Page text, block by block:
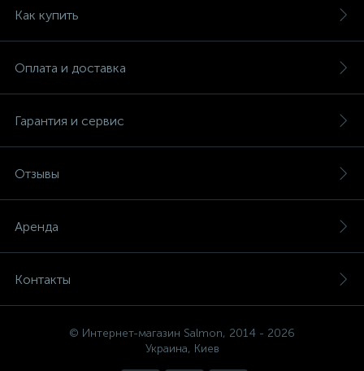
Как купить
Оплата и доставка
Гарантия и сервис
Отзывы
Аренда
Контакты
© Интернет-магазин Salmon, 2014 - 2026
Украина, Киев